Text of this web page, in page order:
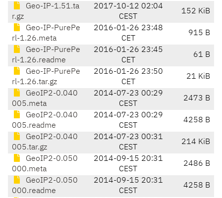
Geo-IP-1.51.ta
r.gz
2017-10-12 02:04
CEST
152 KiB
Geo-IP-PurePe
rl-1.26.meta
2016-01-26 23:48
CET
915 B
Geo-IP-PurePe
rl-1.26.readme
2016-01-26 23:45
CET
61 B
Geo-IP-PurePe
rl-1.26.tar.gz
2016-01-26 23:50
CET
21 KiB
GeoIP2-0.040
005.meta
2014-07-23 00:29
CEST
2473 B
GeoIP2-0.040
005.readme
2014-07-23 00:29
CEST
4258 B
GeoIP2-0.040
005.tar.gz
2014-07-23 00:31
CEST
214 KiB
GeoIP2-0.050
000.meta
2014-09-15 20:31
CEST
2486 B
GeoIP2-0.050
000.readme
2014-09-15 20:31
CEST
4258 B